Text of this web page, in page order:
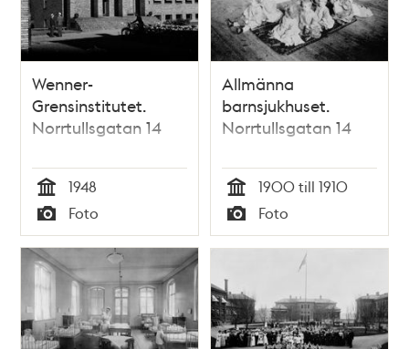
Wenner-
Grensinstitutet.
Norrtullsgatan 14
Tid
1948
Typ
Foto
Allmänna
barnsjukhuset.
Norrtullsgatan 14
Tid
1900 till 1910
Typ
Foto